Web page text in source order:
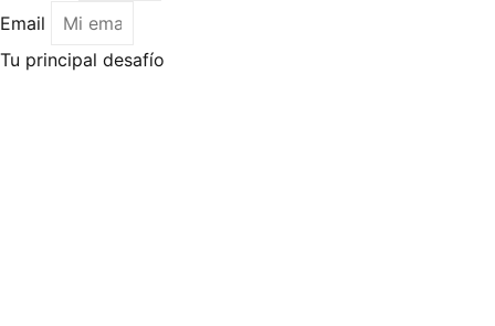
Email
Tu principal desafío